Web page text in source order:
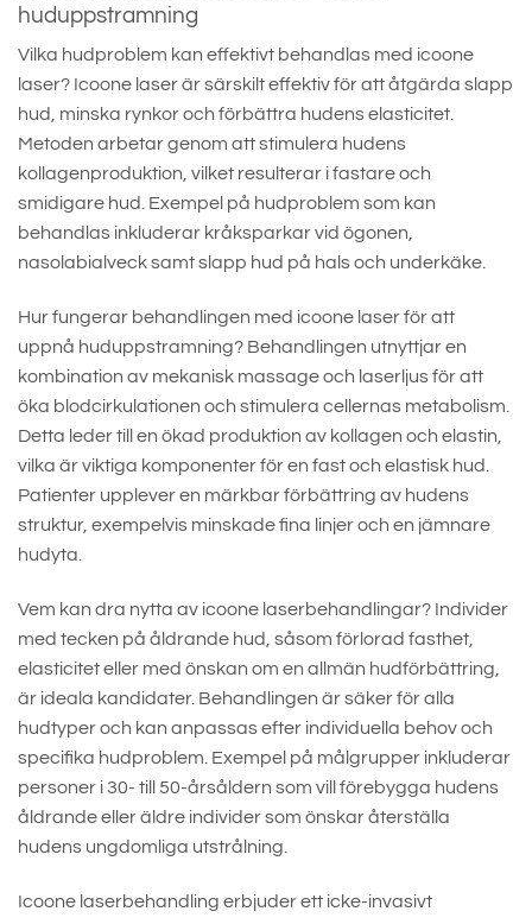
huduppstramning
Vilka hudproblem kan effektivt behandlas med icoone
laser? Icoone laser är särskilt effektiv för att åtgärda slapp
hud, minska rynkor och förbättra hudens elasticitet.
Metoden arbetar genom att stimulera hudens
kollagenproduktion, vilket resulterar i fastare och
smidigare hud. Exempel på hudproblem som kan
behandlas inkluderar kråksparkar vid ögonen,
nasolabialveck samt slapp hud på hals och underkäke.
Hur fungerar behandlingen med icoone laser för att
uppnå huduppstramning? Behandlingen utnyttjar en
kombination av mekanisk massage och laserljus för att
öka blodcirkulationen och stimulera cellernas metabolism.
Detta leder till en ökad produktion av kollagen och elastin,
vilka är viktiga komponenter för en fast och elastisk hud.
Patienter upplever en märkbar förbättring av hudens
struktur, exempelvis minskade fina linjer och en jämnare
hudyta.
Vem kan dra nytta av icoone laserbehandlingar? Individer
med tecken på åldrande hud, såsom förlorad fasthet,
elasticitet eller med önskan om en allmän hudförbättring,
är ideala kandidater. Behandlingen är säker för alla
hudtyper och kan anpassas efter individuella behov och
specifika hudproblem. Exempel på målgrupper inkluderar
personer i 30- till 50-årsåldern som vill förebygga hudens
åldrande eller äldre individer som önskar återställa
hudens ungdomliga utstrålning.
Icoone laserbehandling erbjuder ett icke-invasivt